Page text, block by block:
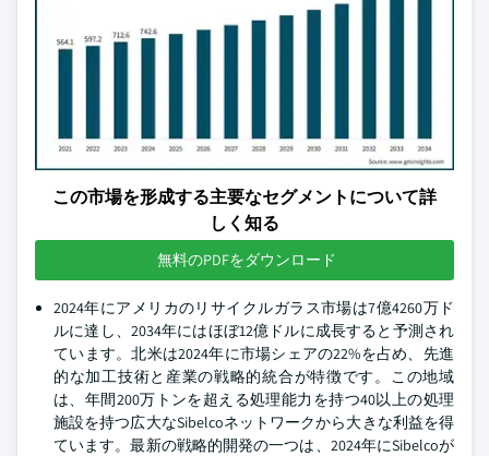
この市場を形成する主要なセグメントについて詳
しく知る
無料のPDFをダウンロード
2024年にアメリカのリサイクルガラス市場は7億4260万ド
ルに達し、2034年にはほぼ12億ドルに成長すると予測され
ています。北米は2024年に市場シェアの22%を占め、先進
的な加工技術と産業の戦略的統合が特徴です。この地域
は、年間200万トンを超える処理能力を持つ40以上の処理
施設を持つ広大なSibelcoネットワークから大きな利益を得
ています。最新の戦略的開発の一つは、2024年にSibelcoが